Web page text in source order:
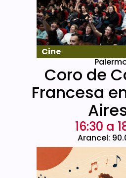
Cine
Coro de
Francesa
16:30 a
Arancel: